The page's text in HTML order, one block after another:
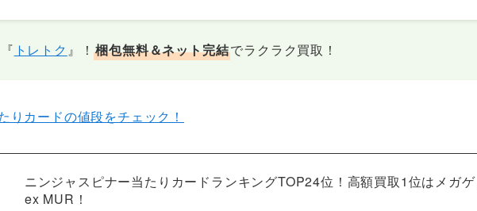
トレトク 』！梱包無料＆ネット完結でラクラク買取！
りカードの値段をチェック！
ニンジャスピナー当たりカードランキングTOP24位！高額買取1位はメガ
ex MUR！